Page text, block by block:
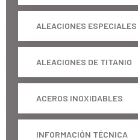
ALEACIONES ESPECIALES
ALEACIONES DE TITANIO
ACEROS INOXIDABLES
INFORMACIÓN TÉCNICA